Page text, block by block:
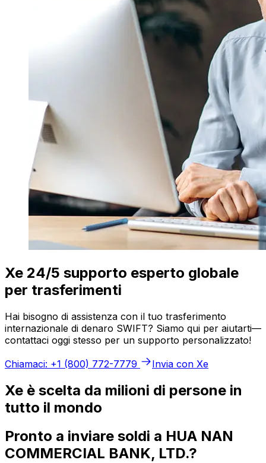
Xe 24/5 supporto esperto globale
per trasferimenti
Hai bisogno di assistenza con il tuo trasferimento
internazionale di denaro SWIFT? Siamo qui per aiutarti—
contattaci oggi stesso per un supporto personalizzato!
Chiamaci: +1 (800) 772-7779
Invia con Xe
Xe è scelta da milioni di persone in
tutto il mondo
Pronto a inviare soldi a HUA NAN
COMMERCIAL BANK, LTD.?